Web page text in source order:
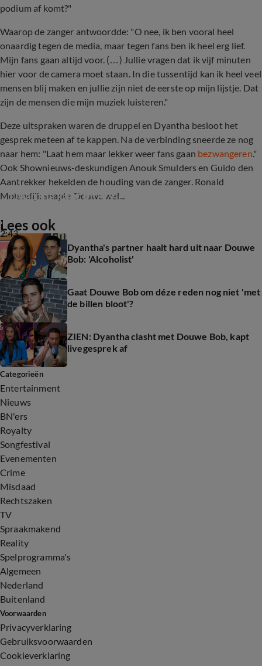
podium af komt?"
Waarop de zanger antwoordde: "O nee, ik ben vooral heel
onaardig tegen de media, maar tegen fans ben ik heel erg lief.
Mijn fans gaan altijd voor. (…) Jullie vragen dat ik vijf minuten
hier voor de camera moet staan. In die tussentijd kan ik heel veel
mensen blij maken en jullie zijn niet de eerste op mijn lijstje. Dat
zijn de mensen die mijn muziek luisteren."
Deze uitspraken waren de druppel en Dyantha besloot het
gesprek meteen af te kappen. Na de verbinding sneerde ze nog
naar hem: "Laat hem maar lekker weer fans gaan bezwangeren."
Ook Shownieuws-deskundigen Anouk Smulders en Guido den
Aantrekker hekelden de houding van de zanger. Ronald
Molendijk snapte Douwe wel...
2:43
Dyantha kapt interview Douwe Bob af
Lees ook
Dyantha's partner haalt hard uit naar Douwe
Bob: 'Alcoholist'
Gaat Douwe Bob om déze reden nog niet 'met
de billen bloot'?
ZIEN: Dyantha clasht met Douwe Bob, kapt
livegesprek af
Categorieën
Entertainment
Nieuws
BN'ers
Royalty
Songfestival
Evenementen
Crime
Misdaad
Rechtszaken
TV
Spraakmakend
Reality
Spelprogramma's
Algemeen
Nederland
Buitenland
Voorwaarden
Privacyverklaring
Gebruiksvoorwaarden
Cookieverklaring